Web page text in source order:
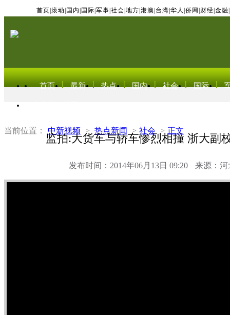
首页 滚动 国内 国际 军事 社会 地方 港澳 台湾 华人 侨网 财经 金融
首页 最新 热点 国内 社会 国际
当前位置： 中新视频 > 热点新闻 > 社会 > 正文
监拍:大货车与轿车惨烈相撞 浙大副
发布时间：2014年06月13日 09:20 来源：河